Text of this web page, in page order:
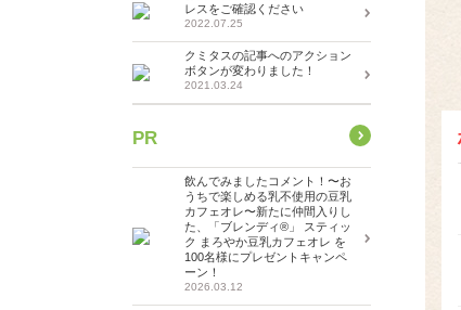
レスをご確認ください
2022.07.25
クミタスの記事へのアクション
ボタンが変わりました！
2021.03.24
PR
飲んでみましたコメント！〜お
うちで楽しめる乳不使用の豆乳
カフェオレ〜新たに仲間入りし
た、「ブレンディ®」 スティッ
ク まろやか豆乳カフェオレ を
100名様にプレゼントキャンペ
ーン！
2026.03.12